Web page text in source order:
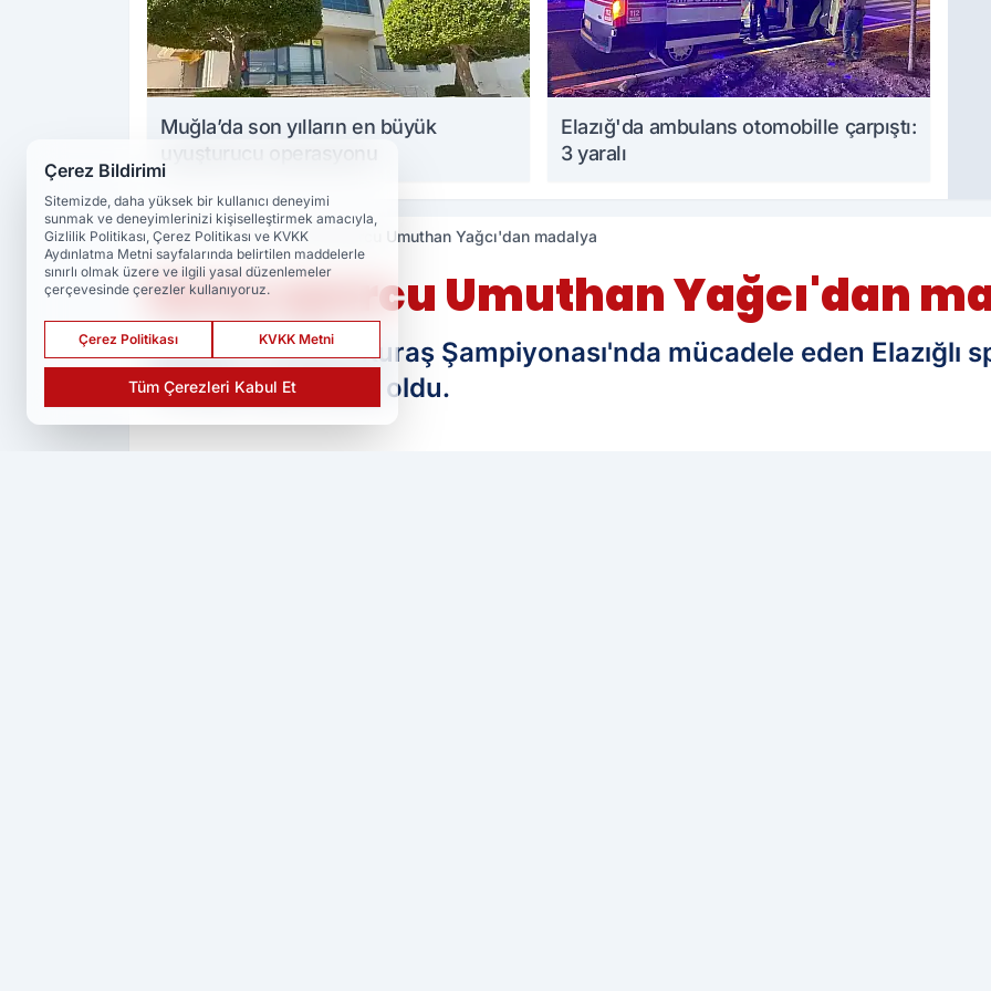
Muğla’da son yılların en büyük
uyuşturucu operasyonu
Elazığ'da ambulans otomobille çarpıştı:
3 yaralı
Haberler Spor Genç sporcu Umuthan Yağcı'dan madalya
Genç sporcu Umuthan Yağcı'dan
Minikler Türkiye Kuraş Şampiyonası'nda mücadele eden Elazığlı
Türkiye üçüncüsü oldu.
Çerez Bildirimi
Sitemizde, daha yüksek bir kullanıcı deneyimi
sunmak ve deneyimlerinizi kişiselleştirmek amacıyla,
Gizlilik Politikası, Çerez Politikası ve KVKK
Aydınlatma Metni sayfalarında belirtilen maddelerle
sınırlı olmak üzere ve ilgili yasal düzenlemeler
çerçevesinde çerezler kullanıyoruz.
Çerez Politikası KVKK Metni
Tüm Çerezleri Kabul Et